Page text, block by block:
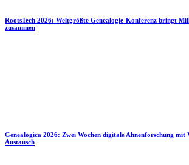
RootsTech 2026: Weltgrößte Genealogie-Konferenz bringt
zusammen
Genealogica 2026: Zwei Wochen digitale Ahnenforschung mit
Austausch